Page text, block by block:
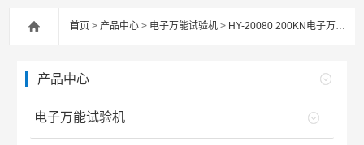
首页 >产品中心 > 电子万能试验机 > HY-20080 200KN电子万能试验机
产品中心
电子万能试验机